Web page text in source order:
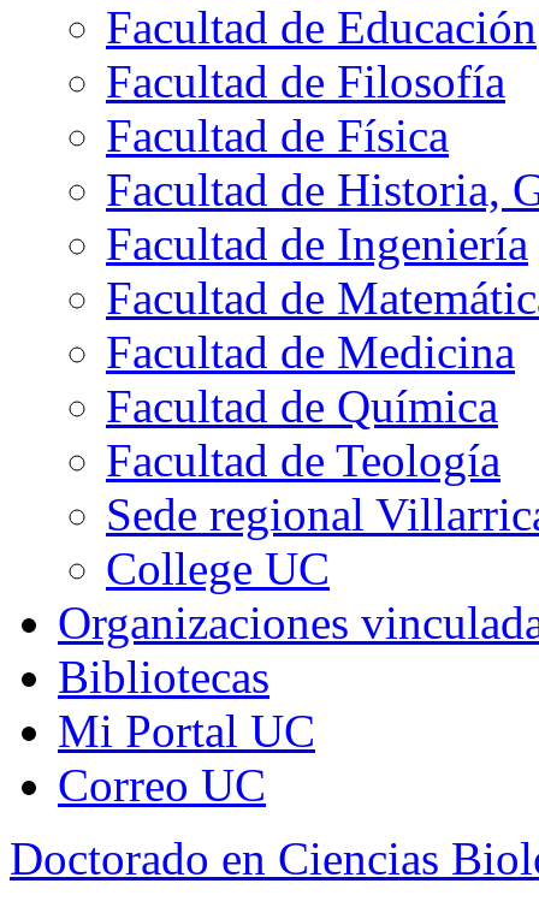
Facultad de Educación
Facultad de Filosofía
Facultad de Física
Facultad de Historia,
Facultad de Ingeniería
Facultad de
Facultad de Medicina
Facultad de Química
Facultad de Teología
Sede regional
College UC
Organizaciones
Bibliotecas
Mi Portal UC
Correo UC
Doctorado en Ciencias